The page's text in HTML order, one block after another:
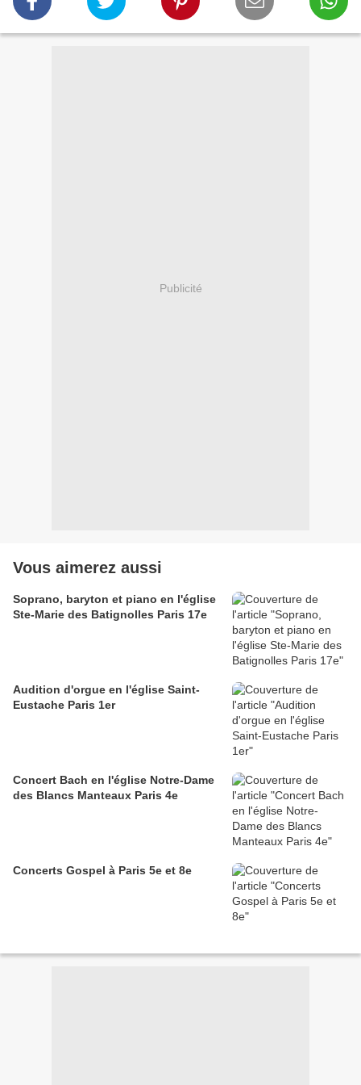
Publicité
Vous aimerez aussi
Soprano, baryton et piano en l'église
Ste-Marie des Batignolles Paris 17e
Audition d'orgue en l'église Saint-
Eustache Paris 1er
Concert Bach en l'église Notre-Dame
des Blancs Manteaux Paris 4e
Concerts Gospel à Paris 5e et 8e